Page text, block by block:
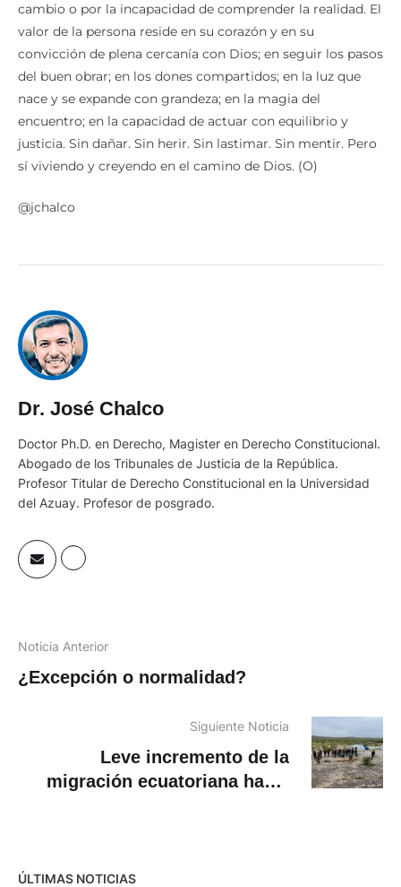
cambio o por la incapacidad de comprender la realidad. El
valor de la persona reside en su corazón y en su
convicción de plena cercanía con Dios; en seguir los pasos
del buen obrar; en los dones compartidos; en la luz que
nace y se expande con grandeza; en la magia del
encuentro; en la capacidad de actuar con equilibrio y
justicia. Sin dañar. Sin herir. Sin lastimar. Sin mentir. Pero
sí viviendo y creyendo en el camino de Dios. (O)
@jchalco
Dr. José Chalco
Doctor Ph.D. en Derecho, Magister en Derecho Constitucional.
Abogado de los Tribunales de Justicia de la República.
Profesor Titular de Derecho Constitucional en la Universidad
del Azuay. Profesor de posgrado.
Noticia Anterior
¿Excepción o normalidad?
Siguiente Noticia
Leve incremento de la
migración ecuatoriana hacia
ÚLTIMAS NOTICIAS